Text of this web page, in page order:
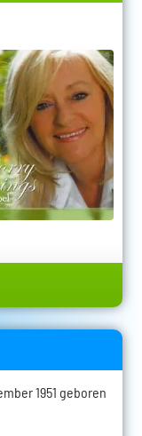
1951 geboren